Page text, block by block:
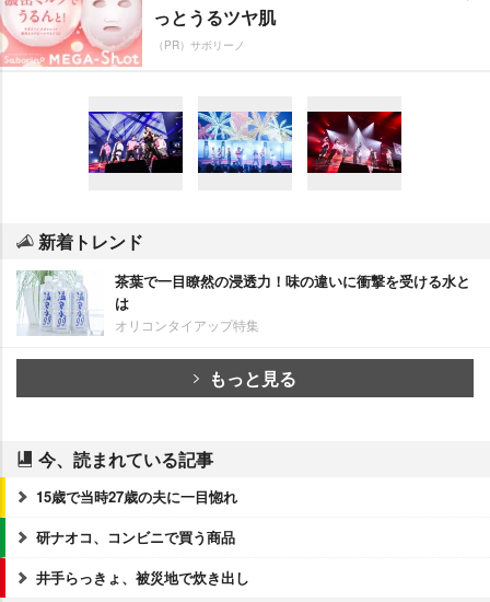
っとうるツヤ肌
（PR）サボリーノ
新着トレンド
茶葉で一目瞭然の浸透力！味の違いに衝撃を受ける水と
は
オリコンタイアップ特集
もっと見る
今、読まれている記事
15歳で当時27歳の夫に一目惚れ
研ナオコ、コンビニで買う商品
井手らっきょ、被災地で炊き出し